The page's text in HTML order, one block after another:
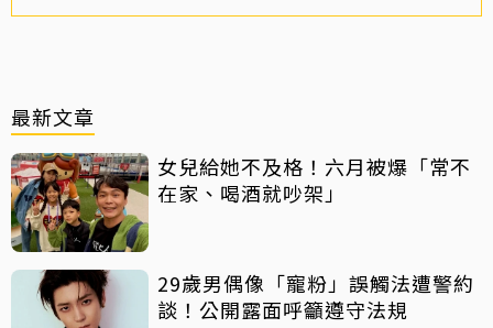
最新文章
女兒給她不及格！六月被爆「常不
在家、喝酒就吵架」
29歲男偶像「寵粉」誤觸法遭警約
談！公開露面呼籲遵守法規